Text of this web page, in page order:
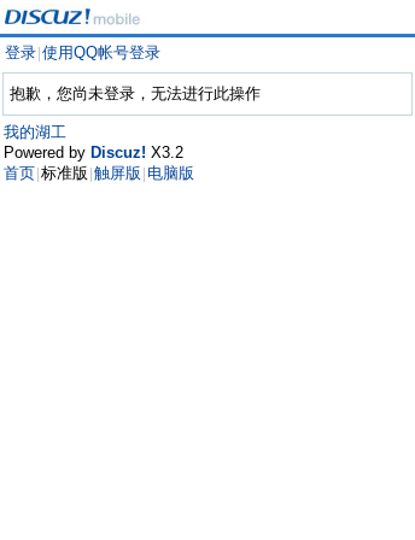
登录 使用QQ帐号登录
抱歉，您尚未登录，无法进行此操作
我的湖工
Powered by Discuz! X3.2
首页 标准版 触屏版 电脑版